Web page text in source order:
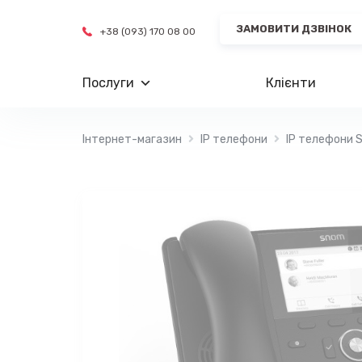
+38 (093) 170 08 00 ЗАМОВИТИ ДЗВІНОК
Послуги Клієнти
Інтернет-магазин IP телефони IP телефони